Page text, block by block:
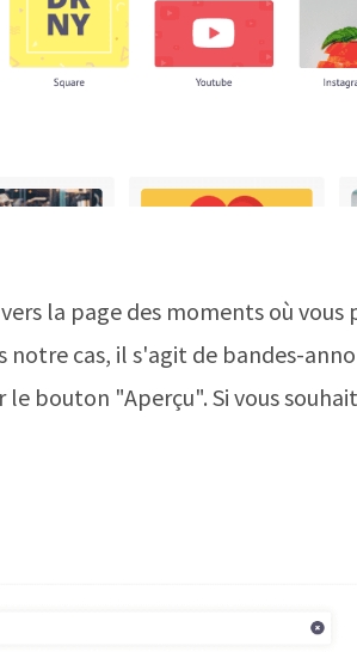
la page des moments où
cas, il s'agit de bandes-
bouton "Aperçu". Si vous